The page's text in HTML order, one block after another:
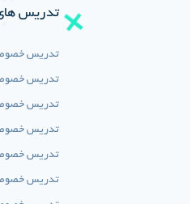
تدریس
تدریس
تدریس
تدریس
تدریس
تدریس
تدریس